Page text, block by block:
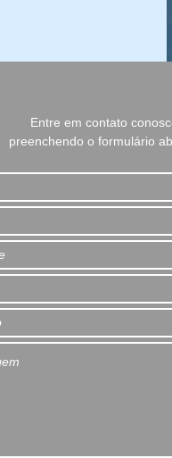
Entre em contato
preenchendo o formulário